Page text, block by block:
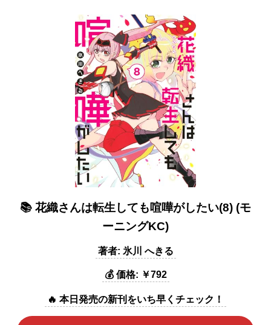
📚 花織さんは転生しても喧嘩がしたい(8) (モ
ーニングKC)
著者: 氷川 へきる
💰 価格: ￥792
🔥 本日発売の新刊をいち早くチェック！